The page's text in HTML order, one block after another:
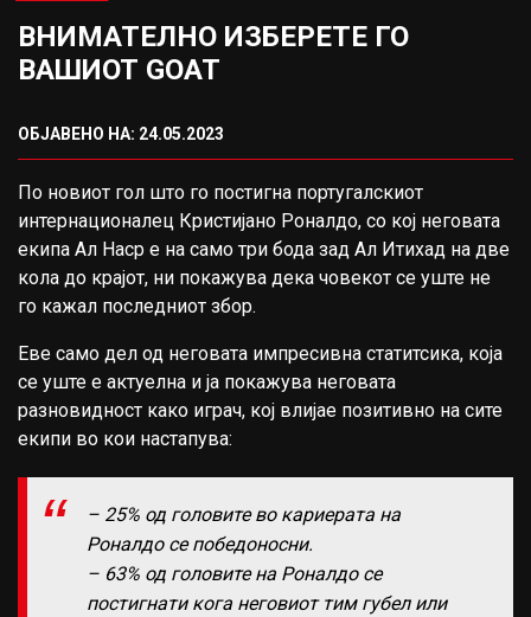
ВНИМАТЕЛНО ИЗБЕРЕТЕ ГО
ВАШИОТ GOAT
ОБЈАВЕНО НА: 24.05.2023
По новиот гол што го постигна португалскиот
интернационалец Кристијано Роналдо, со кој неговата
екипа Ал Наср е на само три бода зад Ал Итихад на две
кола до крајот, ни покажува дека човекот се уште не
го кажал последниот збор.
Еве само дел од неговата импресивна статитсика, која
се уште е актуелна и ја покажува неговата
разновидност како играч, кој влијае позитивно на сите
екипи во кои настапува:
– 25% од головите во кариерата на
Роналдо се победоносни.
– 63% од головите на Роналдо се
постигнати кога неговиот тим губел или